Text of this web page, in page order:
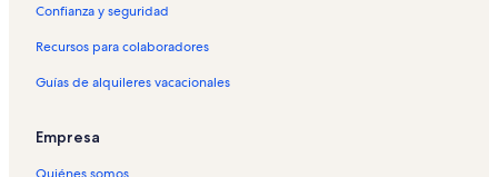
Confianza y seguridad
Recursos para colaboradores
Guías de alquileres vacacionales
Empresa